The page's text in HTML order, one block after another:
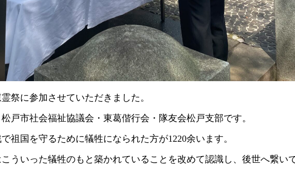
祭に参加させていただきました。
戸市社会福祉協議会・東葛偕行会・隊友会松戸支部です。
祖国を守るために犠牲になられた方が1220余います。
ういった犠牲のもと築かれていることを改めて認識し、後世へ繋い